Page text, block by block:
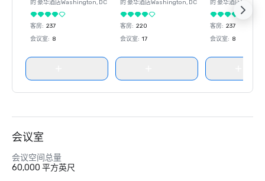
的 豪华酒店Washington, DC
客房: 237
会议室: 8
的 豪华酒店Washington, DC
客房: 220
会议室: 17
的 豪华酒店
客房: 237
会议室: 8
会议室
会议空间总量
60,000 平方英尺